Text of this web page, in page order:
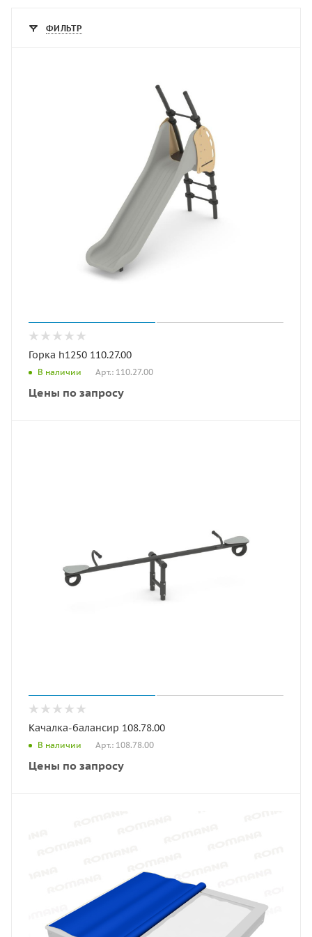
ФИЛЬТР
Горка h1250 110.27.00
В наличии Арт.: 110.27.00
Цены по запросу
Качалка-балансир 108.78.00
В наличии Арт.: 108.78.00
Цены по запросу